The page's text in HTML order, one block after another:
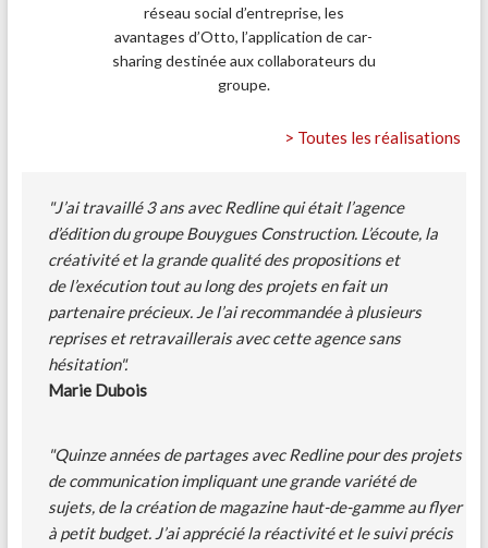
réseau social d’entreprise, les
avantages d’Otto, l’application de car-
sharing destinée aux collaborateurs du
groupe.
> Toutes les réalisations
"J’ai travaillé 3 ans avec Redline qui était l’agence
d’édition du groupe Bouygues Construction. L’écoute, la
créativité et la grande qualité des propositions et
de l’exécution tout au long des projets en fait un
partenaire précieux. Je l’ai recommandée à plusieurs
reprises et retravaillerais avec cette agence sans
hésitation".
Marie Dubois
"Quinze années de partages avec Redline pour des projets
de communication impliquant une grande variété de
sujets, de la création de magazine haut-de-gamme au flyer
à petit budget. J’ai apprécié la réactivité et le suivi précis